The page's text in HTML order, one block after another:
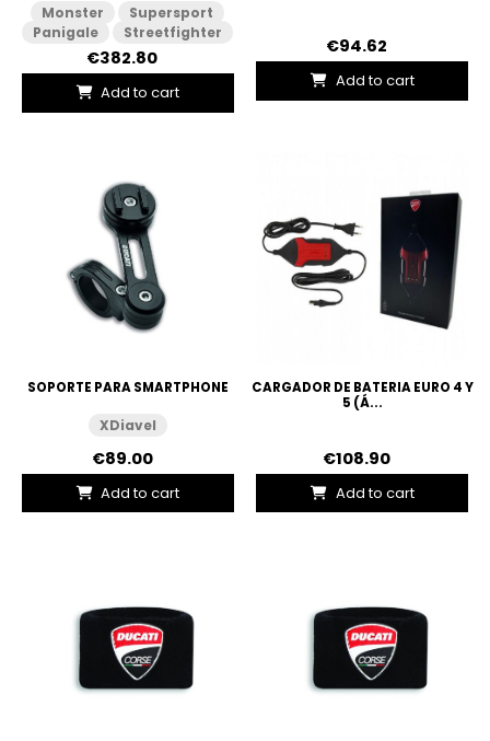
Monster
Supersport
Panigale
Streetfighter
€382.80
Add to cart
€94.62
Add to cart
SOPORTE PARA SMARTPHONE
XDiavel
€89.00
Add to cart
CARGADOR DE BATERIA EURO 4 Y
5 (Á...
€108.90
Add to cart